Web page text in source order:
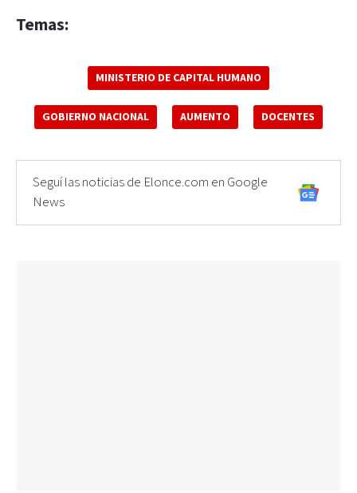
Temas:
MINISTERIO DE CAPITAL HUMANO
GOBIERNO NACIONAL AUMENTO DOCENTES
Seguí las noticias de Elonce.com en Google
News